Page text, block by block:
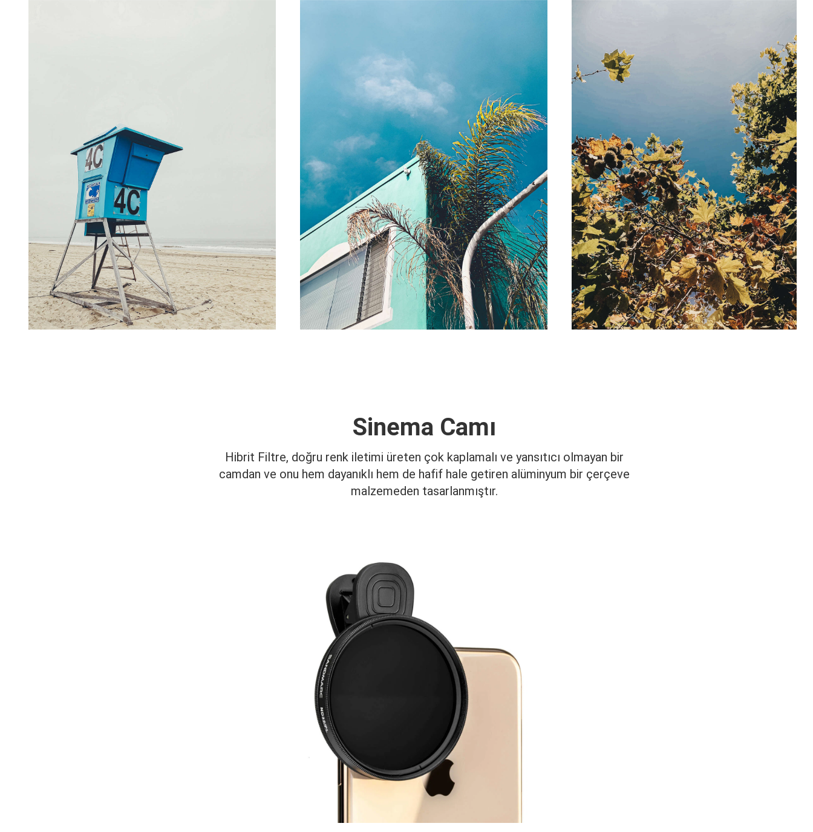
Sinema Camı
Hibrit Filtre, doğru renk iletimi üreten çok kaplamalı ve yansıtıcı olmayan bir
camdan ve onu hem dayanıklı hem de hafif hale getiren alüminyum bir çerçeve
malzemeden tasarlanmıştır.